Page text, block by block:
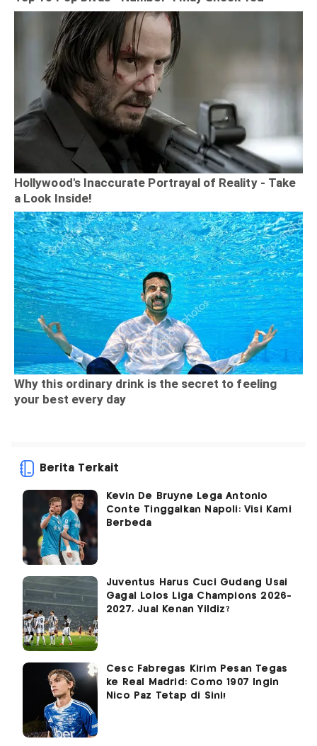
Berita Terkait
Kevin De Bruyne Lega Antonio
Conte Tinggalkan Napoli: Visi Kami
Berbeda
Juventus Harus Cuci Gudang Usai
Gagal Lolos Liga Champions 2026-
2027, Jual Kenan Yildiz?
Cesc Fabregas Kirim Pesan Tegas
ke Real Madrid: Como 1907 Ingin
Nico Paz Tetap di Sini!